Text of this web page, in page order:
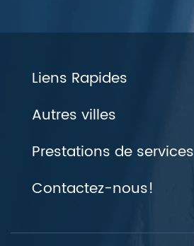
Liens Rapides
Autres villes
Prestations de services
Contactez-nous!